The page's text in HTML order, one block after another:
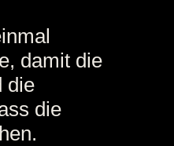
damit die
die
die